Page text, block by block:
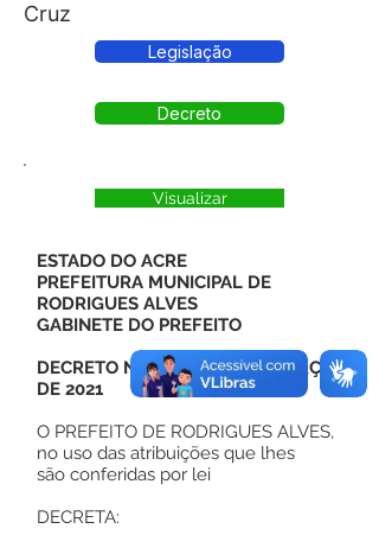
Cruz
Legislação
Decreto
Visualizar
ESTADO DO ACRE
PREFEITURA MUNICIPAL DE
RODRIGUES ALVES
GABINETE DO PREFEITO
DECRETO Nº 066, DE 01 DE MARÇO
DE 2021
O PREFEITO DE RODRIGUES ALVES,
no uso das atribuições que lhes
são conferidas por lei
DECRETA: